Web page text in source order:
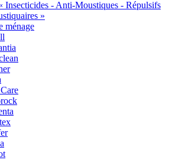
Insecticides - Anti-Moustiques - Répulsifs
»
ménage